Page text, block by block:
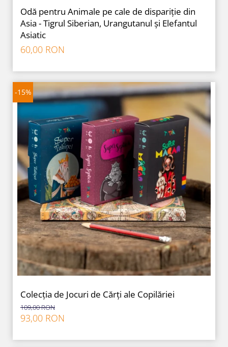
Odă pentru Animale pe cale de dispariție din
Asia - Tigrul Siberian, Urangutanul și Elefantul
Asiatic
60,00 RON
-15%
Colecția de Jocuri de Cărți ale Copilăriei
109,00 RON
93,00 RON